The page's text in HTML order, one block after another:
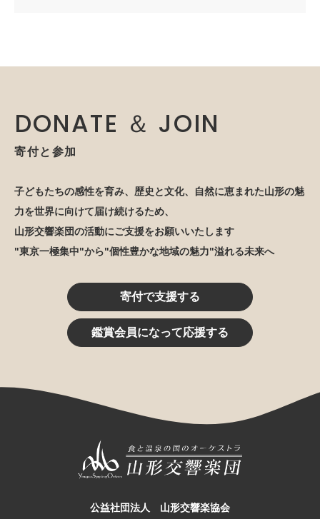
DONATE ＆ JOIN
寄付と参加
子どもたちの感性を育み、歴史と文化、自然に恵まれた山形の魅
力を世界に向けて届け続けるため、
山形交響楽団の活動にご支援をお願いいたします
"東京一極集中"から"個性豊かな地域の魅力"溢れる未来へ
寄付で支援する
鑑賞会員になって応援する
公益社団法人 山形交響楽協会